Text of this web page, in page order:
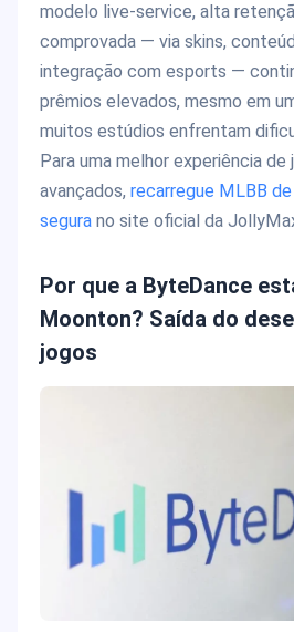
modelo live-service, alta
comprovada — via skins,
integração com esports —
prêmios elevados, mesmo em
muitos estúdios enfrentam
Para uma melhor experiência
avançados, recarregue MLBB
segura no site oficial da
Por que a ByteDance
Moonton? Saída do
jogos